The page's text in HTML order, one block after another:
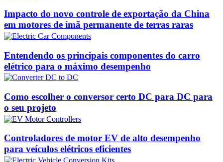
Impacto do novo controle de exportação da China
em motores de ímã permanente de terras raras
Entendendo os principais componentes do carro
elétrico para o máximo desempenho
Como escolher o conversor certo DC para DC para
o seu projeto
Controladores de motor EV de alto desempenho
para veículos elétricos eficientes